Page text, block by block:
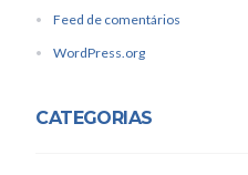
Feed de comentários
WordPress.org
CATEGORIAS